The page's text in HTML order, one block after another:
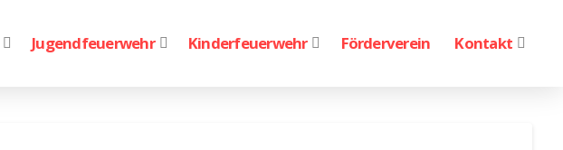
Jugendfeuerwehr Kinderfeuerwehr Förderverein Kontakt